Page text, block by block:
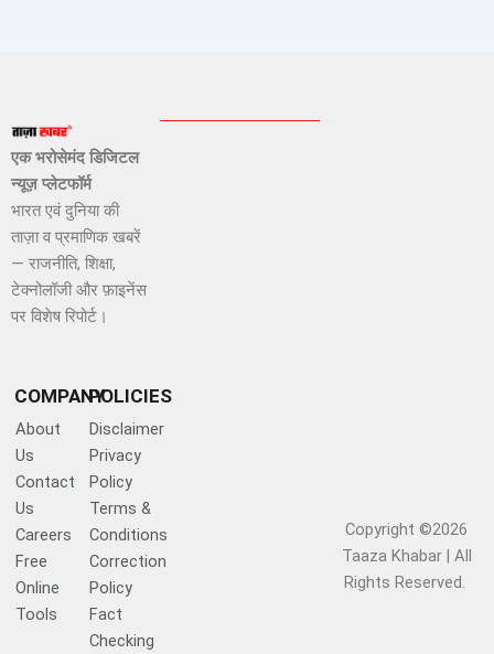
एक भरोसेमंद डिजिटल
न्यूज़ प्लेटफॉर्म
भारत एवं दुनिया की
ताज़ा व प्रमाणिक खबरें
— राजनीति, शिक्षा,
टेक्नोलॉजी और फ़ाइनेंस
पर विशेष रिपोर्ट।
COMPANY
About
Us
Contact
Us
Careers
Free
Online
Tools
POLICIES
Disclaimer
Privacy
Policy
Terms &
Conditions
Correction
Policy
Fact
Checking
Copyright ©2026
Taaza Khabar | All
Rights Reserved.​